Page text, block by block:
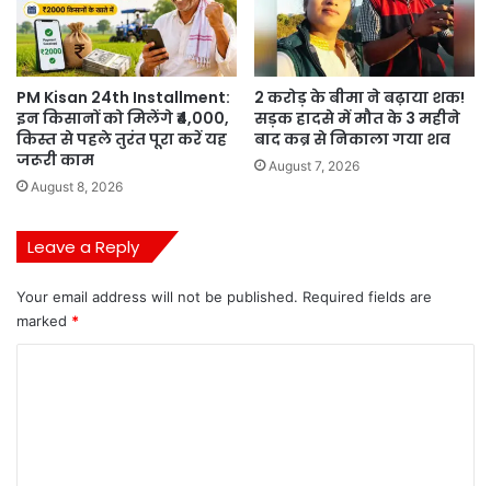
PM Kisan 24th Installment:
इन किसानों को मिलेंगे ₹4,000,
किस्त से पहले तुरंत पूरा करें यह
जरूरी काम
August 8, 2026
2 करोड़ के बीमा ने बढ़ाया शक!
सड़क हादसे में मौत के 3 महीने
बाद कब्र से निकाला गया शव
August 7, 2026
Leave a Reply
Your email address will not be published. Required fields are
marked *